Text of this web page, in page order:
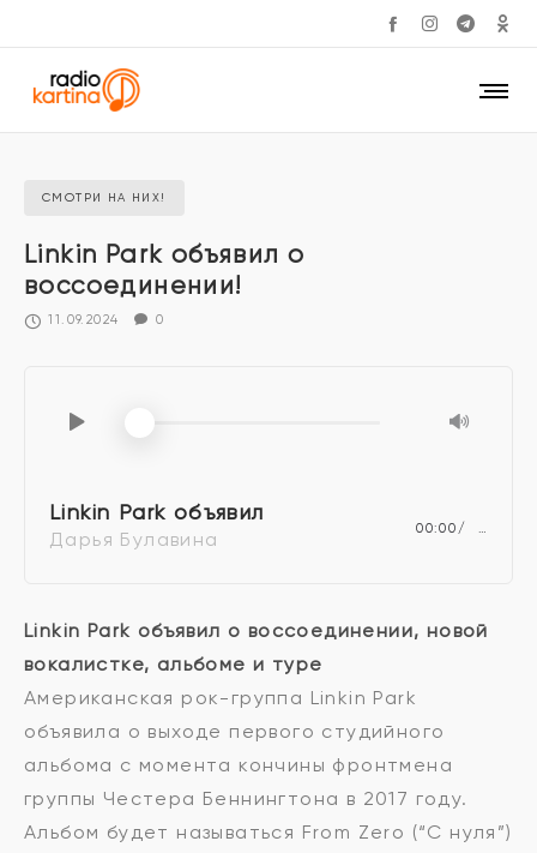
СМОТРИ НА НИХ!
Linkin Park объявил о
воссоединении!
11.09.2024 0
Linkin Park объявил
Дарья Булавина 00:00 …
Linkin Park объявил о воссоединении, новой
вокалистке, альбоме и туре
Американская рок-группа Linkin Park
объявила о выходе первого студийного
альбома с момента кончины фронтмена
группы Честера Беннингтона в 2017 году.
Альбом будет называться From Zero (“С нуля”)